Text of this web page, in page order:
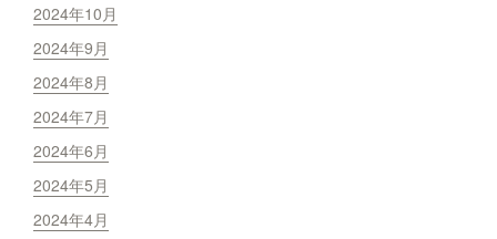
2024年10月
2024年9月
2024年8月
2024年7月
2024年6月
2024年5月
2024年4月